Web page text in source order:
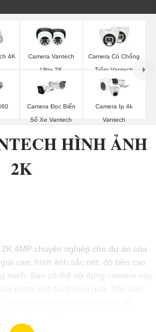
4K
Camera Vantech
Ultra 2K
Camera Có Chống
Trộm Vantech
Camera Đọc Biển
Số Xe Vantech
Camera Ip 4k
Vantech
HÌNH ẢNH
2K
4MP chuyên nghiệp cho dự án của
cao, hình ảnh sắc nét, độ bền cao
minh. Bạn có thể sử dụng camera này